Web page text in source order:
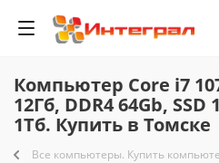
Компьютер Core i7
12Гб, DDR4 64Gb, SSD
1Тб. Купить в Томске
Все компьютеры. Купить